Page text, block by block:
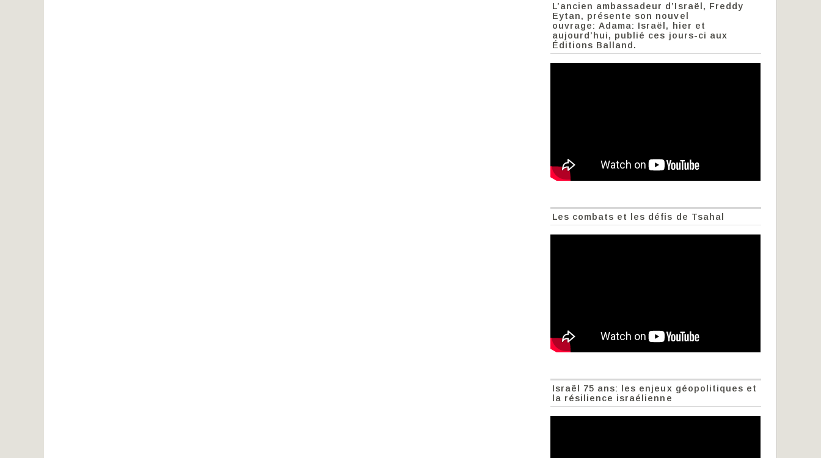
L’ancien ambassadeur d’Israël, Freddy
Eytan, présente son nouvel
ouvrage: Adama: Israël, hier et
aujourd’hui, publié ces jours-ci aux
Éditions Balland.
Les combats et les défis de Tsahal
Israël 75 ans: les enjeux géopolitiques et
la résilience israélienne